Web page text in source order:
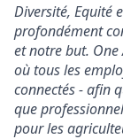
Diversité, Equité
profondément
et notre but.
où tous les
connectés - afin
que
pour les